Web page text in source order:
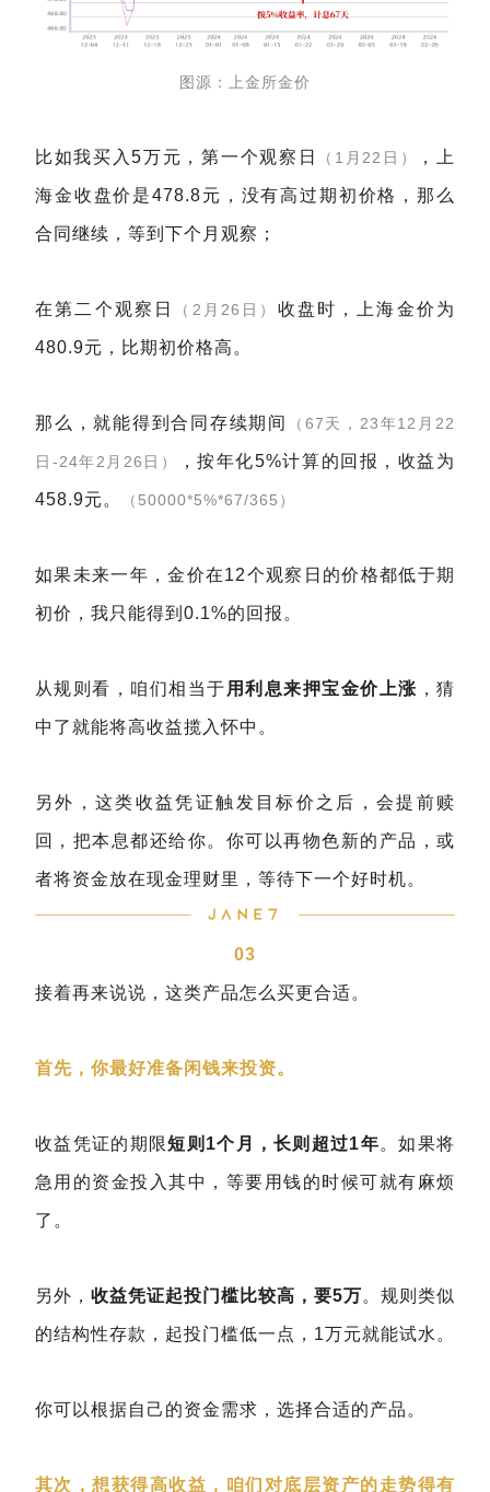
图源：上金所金价
比如我买入5万元，第一个观察日 （1月22日） ，上
海金收盘价是478.8元，没有高过期初价格，那么
合同继续，等到下个月观察；
在第二个观察日 （2月26日） 收盘时，上海金价为
480.9元，比期初价格高。
那么，就能得到合同存续期间 （67天，23年12月22
日-24年2月26日） ，按年化5%计算的回报，收益为
458.9元。 （50000*5%*67/365）
如果未来一年，金价在12个观察日的价格都低于期
初价，我只能得到0.1%的回报。
从规则看，咱们相当于 用利息来押宝金价上涨 ，猜
中了就能将高收益揽入怀中。
另外，这类收益凭证触发目标价之后，会提前赎
回，把本息都还给你。你可以再物色新的产品，或
者将资金放在现金理财里，等待下一个好时机。
03
接着再来说说，这类产品怎么买更合适。
首先，你最好准备闲钱来投资。
收益凭证的期限短则1个月，长则超过1年。如果将
急用的资金投入其中，等要用钱的时候可就有麻烦
了。
另外， 收益凭证起投门槛比较高，要5万。规则类似
的结构性存款，起投门槛低一点，1万元就能试水。
你可以根据自己的资金需求，选择合适的产品。
其次，想获得高收益，咱们对底层资产的走势得有